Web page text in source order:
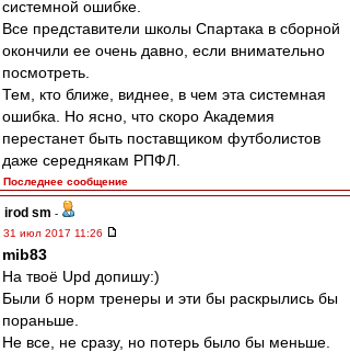
системной ошибке.
Все представители школы Спартака в сборной
окончили ее очень давно, если внимательно
посмотреть.
Тем, кто ближе, виднее, в чем эта системная
ошибка. Но ясно, что скоро Академия
перестанет быть поставщиком футболистов
даже середнякам РПФЛ.
Последнее сообщение
irod sm -
31 июл 2017 11:26
mib83
На твоё Upd допишу:)
Были б норм тренеры и эти бы раскрылись бы
пораньше.
Не все, не сразу, но потерь было бы меньше.